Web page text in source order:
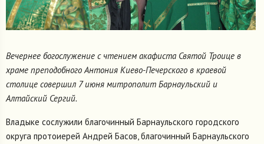
Вечернее богослужение с чтением акафиста Святой Троице в
храме преподобного Антония Киево-Печерского в краевой
столице совершил 7 июня митрополит Барнаульский и
Алтайский Сергий.
Владыке сослужили благочинный Барнаульского городского
округа протоиерей Андрей Басов, благочинный Барнаульского